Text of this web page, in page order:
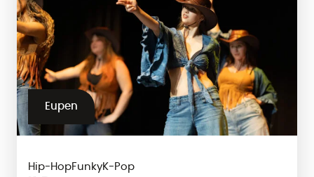
Eupen
Hip-HopFunkyK-Pop